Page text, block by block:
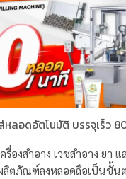
หลอดอัตโนมัติ บรรจุเร็ว
รื่องสำอาง เวชสำอาง ยา
ผลิตภัณฑ์ลงหลอดถือเป็นขั้